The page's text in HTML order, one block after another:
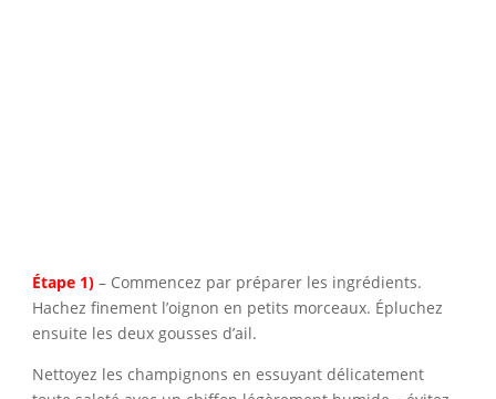
Étape 1) – Commencez par préparer les ingrédients.
Hachez finement l’oignon en petits morceaux. Épluchez
ensuite les deux gousses d’ail.
Nettoyez les champignons en essuyant délicatement